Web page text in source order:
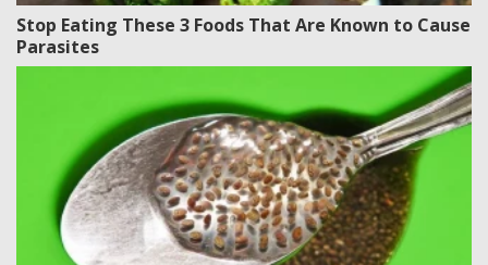
Stop Eating These 3 Foods That Are Known to Cause
Parasites